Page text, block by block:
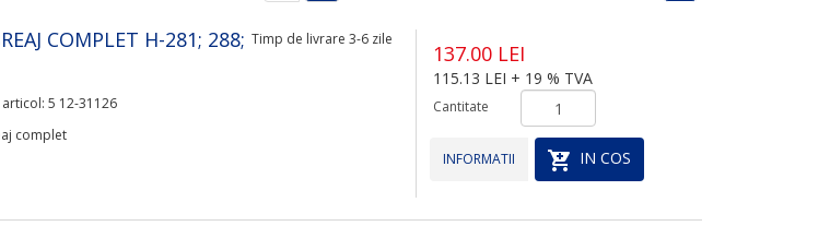
COMPLET H-281; 288; Timp de livrare 3-6 zile
5 12-31126
complet
137.00 LEI
115.13 LEI + 19 % TVA
Cantitate
INFORMATII IN COS